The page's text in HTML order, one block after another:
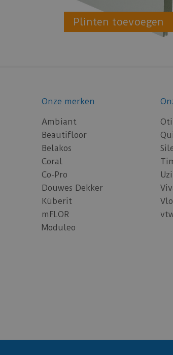
Plinten toevoegen
Onze merken
Ambiant
Beautifloor
Belakos
Coral
Co-Pro
Douwes Dekker
Küberit
mFLOR
Moduleo